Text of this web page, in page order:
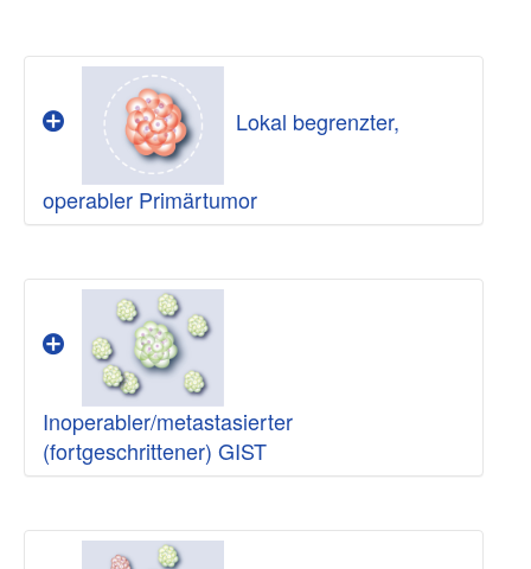
Lokal begrenzter,
operabler Primärtumor
handelt es sich um den lokal begrenzten
Ursprungstumor, der noch keine
Metastasengebildet hat. In der Regel sind
diese Primärtumoren gut und im Gesunden
operierbar (resektabel).
Operation eine
Inoperabler/metastasierter
(fortgeschrittener) GIST
Behandlungsmöglichkeit, auch der